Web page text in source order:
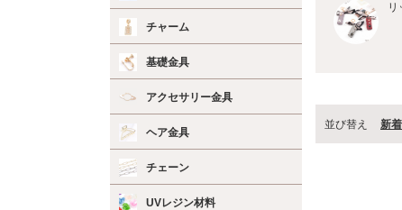
チャーム
基礎金具
アクセサリー金具
ヘア金具
チェーン
UVレジン材料
リ
並び替え 新着